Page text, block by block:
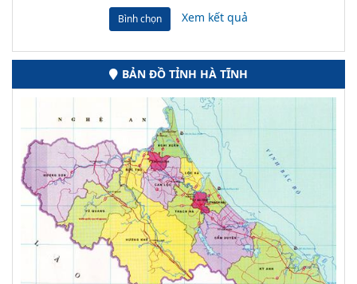
Bình chọn Xem kết quả
BẢN ĐỒ TỈNH HÀ TĨNH